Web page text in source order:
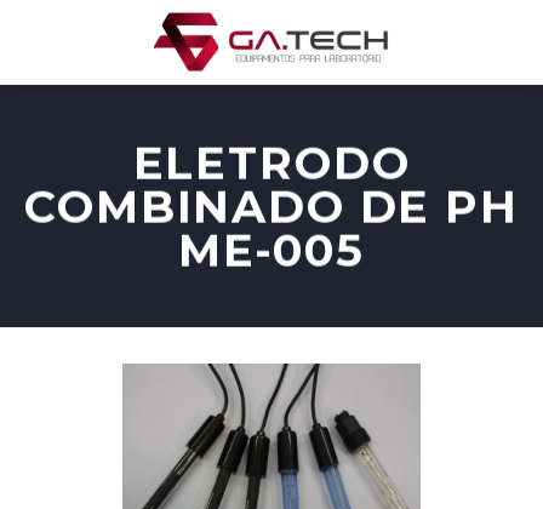
ELETRODO
COMBINADO DE PH
ME-005